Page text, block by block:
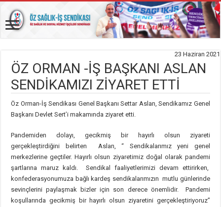
23 Haziran 2021
ÖZ ORMAN -İŞ BAŞKANI ASLAN
SENDİKAMIZI ZİYARET ETTİ
Öz Orman-İş Sendikası Genel Başkanı Settar Aslan, Sendikamız Genel
Başkanı Devlet Sert’i makamında ziyaret etti.
Pandemiden dolayı, gecikmiş bir hayırlı olsun ziyareti
gerçekleştirdiğini belirten Aslan, “ Sendikalarımız yeni genel
merkezlerine geçtiler. Hayırlı olsun ziyaretimiz doğal olarak pandemi
şartlarına maruz kaldı. Sendikal faaliyetlerimizi devam ettirirken,
konfederasyonumuza bağlı kardeş sendikalarımızın mutlu günlerinde
sevinçlerini paylaşmak bizler için son derece önemlidir. Pandemi
koşullarında gecikmiş bir hayırlı olsun ziyaretini gerçekleştiriyoruz”